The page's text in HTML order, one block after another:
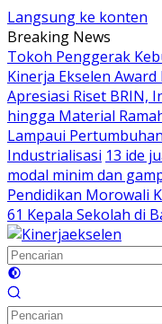
Langsung ke konten
Breaking News
Tokoh Penggerak
Kinerja Ekselen Award
Apresiasi Riset BRIN,
hingga Material
Lampaui
Industrialisasi 13 ide
modal minim dan
Pendidikan Morowali
61 Kepala Sekolah di